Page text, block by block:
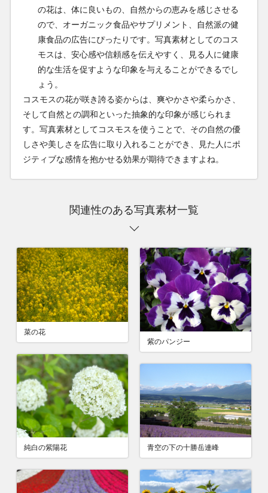
の花は、体に良いもの、自然からの恵みを感じさせる
ので、オーガニック食品やサプリメント、自然派の健
康食品の広告にぴったりです。写真素材としてのコス
モスは、安心感や信頼感を伝えやすく、見る人に健康
的な生活を促すような印象を与えることができるでし
ょう。
コスモスの花が咲き誇る姿からは、爽やかさや柔らかさ、
そして自然との調和といった抽象的な印象が感じられま
す。写真素材としてコスモスを使うことで、その自然の優
しさや美しさを広告に取り入れることができ、見た人にポ
ジティブな感情を抱かせる効果が期待できますよね。
関連性のある写真素材一覧
菜の花
紫のパンジー
純白の紫陽花 青空の下の十勝岳連峰